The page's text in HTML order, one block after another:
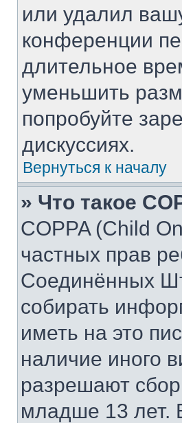
или удалил
конференции
длительное
уменьшить
попробуйте
дискуссиях.
Вернуться к началу
» Что такое
COPPA (Child
частных прав
Соединённых
собирать
иметь на это
наличие иного
разрешают
младше 13 лет.